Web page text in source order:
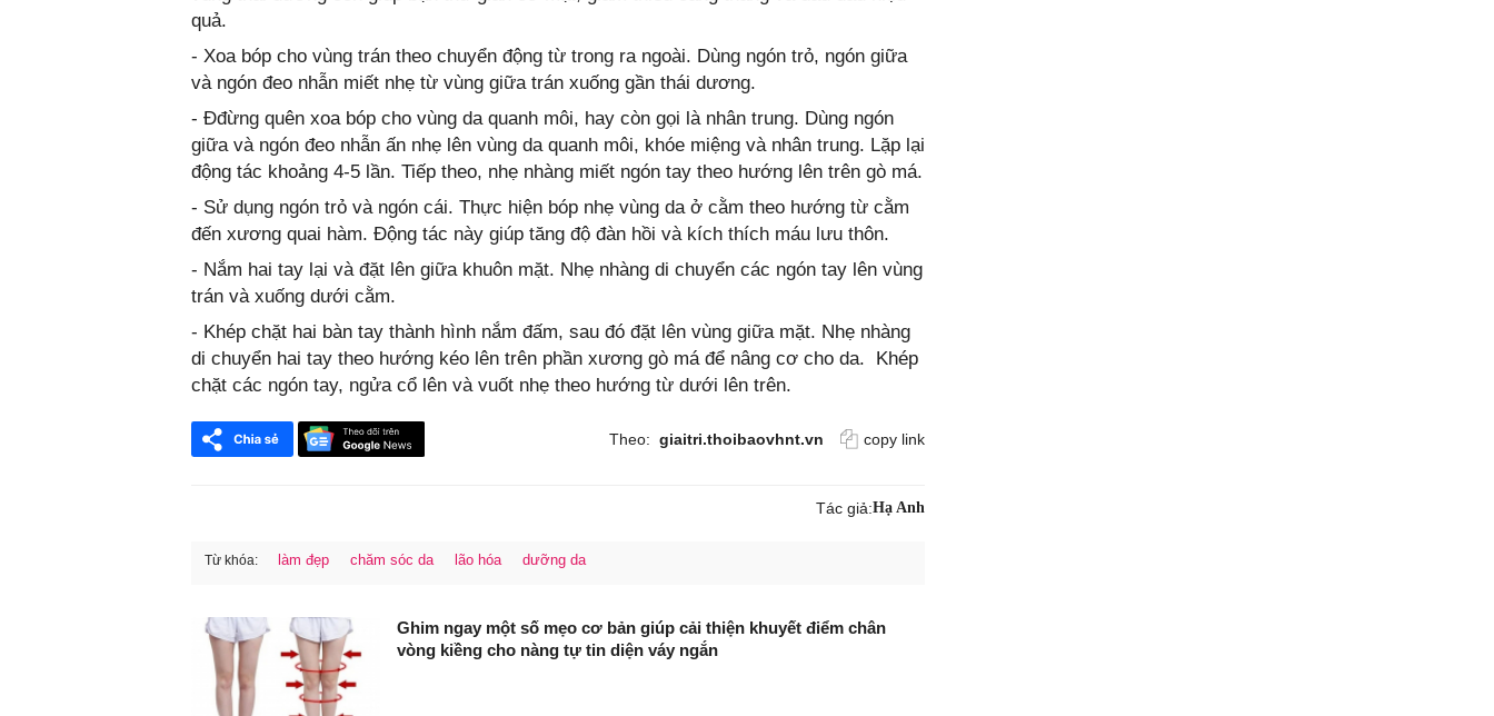
quả.
- Xoa bóp cho vùng trán theo chuyển động từ trong ra ngoài. Dùng ngón trỏ, ngón giữa
và ngón đeo nhẫn miết nhẹ từ vùng giữa trán xuống gần thái dương.
- Đđừng quên xoa bóp cho vùng da quanh môi, hay còn gọi là nhân trung. Dùng ngón
giữa và ngón đeo nhẫn ấn nhẹ lên vùng da quanh môi, khóe miệng và nhân trung. Lặp lại
động tác khoảng 4-5 lần. Tiếp theo, nhẹ nhàng miết ngón tay theo hướng lên trên gò má.
- Sử dụng ngón trỏ và ngón cái. Thực hiện bóp nhẹ vùng da ở cằm theo hướng từ cằm
đến xương quai hàm. Động tác này giúp tăng độ đàn hồi và kích thích máu lưu thôn.
- Nắm hai tay lại và đặt lên giữa khuôn mặt. Nhẹ nhàng di chuyển các ngón tay lên vùng
trán và xuống dưới cằm.
- Khép chặt hai bàn tay thành hình nắm đấm, sau đó đặt lên vùng giữa mặt. Nhẹ nhàng
di chuyển hai tay theo hướng kéo lên trên phần xương gò má để nâng cơ cho da. Khép
chặt các ngón tay, ngửa cổ lên và vuốt nhẹ theo hướng từ dưới lên trên.
Theo: giaitri.thoibaovhnt.vn copy link
Tác giả:Hạ Anh
Từ khóa: làm đẹp chăm sóc da lão hóa dưỡng da
Ghim ngay một số mẹo cơ bản giúp cải thiện khuyết điểm chân
vòng kiềng cho nàng tự tin diện váy ngắn